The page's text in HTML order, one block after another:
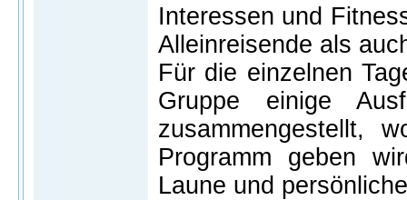
Interessen und
Alleinreisende als
Für die einzelnen
Gruppe einige
zusammengestellt,
Programm geben
Laune und